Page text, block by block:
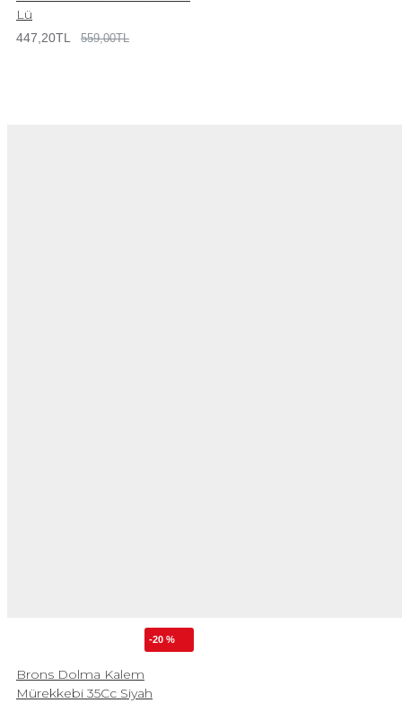
Lü
447,20TL 559,00TL
-20 %
Brons Dolma Kalem
Mürekkebi 35Cc Siyah